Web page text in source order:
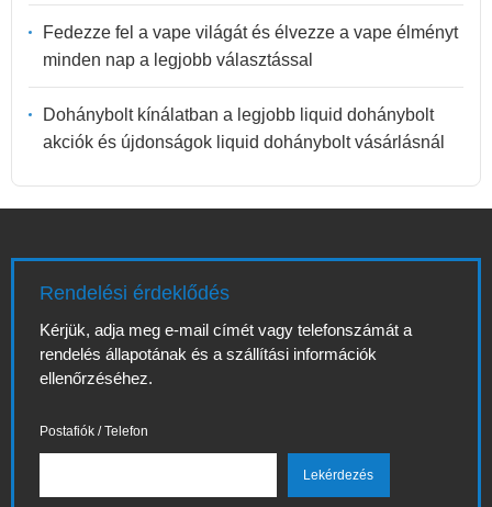
Fedezze fel a vape világát és élvezze a vape élményt
minden nap a legjobb választással
Dohánybolt kínálatban a legjobb liquid dohánybolt
akciók és újdonságok liquid dohánybolt vásárlásnál
Rendelési érdeklődés
Kérjük, adja meg e-mail címét vagy telefonszámát a
rendelés állapotának és a szállítási információk
ellenőrzéséhez.
Postafiók / Telefon